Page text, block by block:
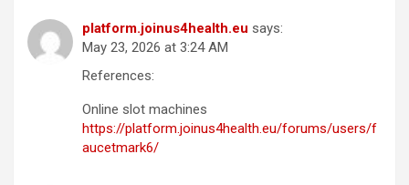
platform.joinus4health.eu says:
May 23, 2026 at 3:24 AM
References:
Online slot machines
https://platform.joinus4health.eu/forums/users/f
aucetmark6/